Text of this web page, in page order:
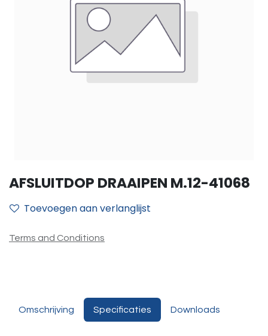
AFSLUITDOP DRAAIPEN M.12-41068
Toevoegen aan verlanglijst
Terms and Conditions
Omschrijving Specificaties Downloads